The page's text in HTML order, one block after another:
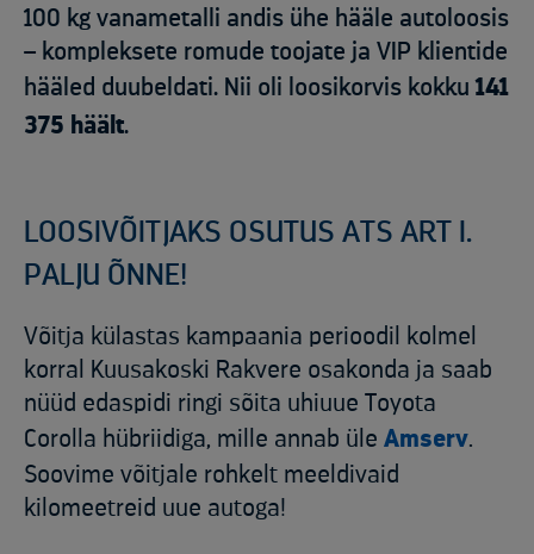
100 kg vanametalli andis ühe hääle autoloosis
– kompleksete romude toojate ja VIP klientide
hääled duubeldati. Nii oli loosikorvis kokku141
375 häält.
LOOSIVÕITJAKS OSUTUS ATS ART I.
PALJU ÕNNE!
Võitja külastas kampaania perioodil kolmel
korral Kuusakoski Rakvere osakonda ja saab
nüüd edaspidi ringi sõita uhiuue Toyota
Corolla hübriidiga, mille annab üle Amserv.
Soovime võitjale rohkelt meeldivaid
kilomeetreid uue autoga!